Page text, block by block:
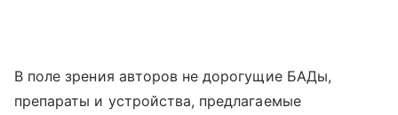
В поле зрения авторов не дорогущие БАДы,
препараты и устройства, предлагаемые